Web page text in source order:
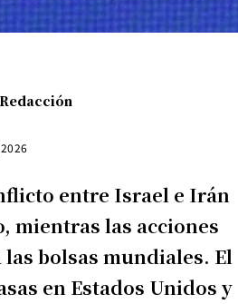
Redacción
entre Israel e Irán
mientras las acciones
bolsas mundiales. El
en Estados Unidos y